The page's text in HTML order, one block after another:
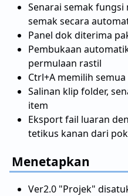
Senarai semak
semak secara
Panel dok diterima
Pembukaan
permulaan rastil
Ctrl+A memilih
Salinan klip folder,
item
Eksport fail luaran
tetikus kanan dari
Menetapkan
Ver2.0 "Projek"